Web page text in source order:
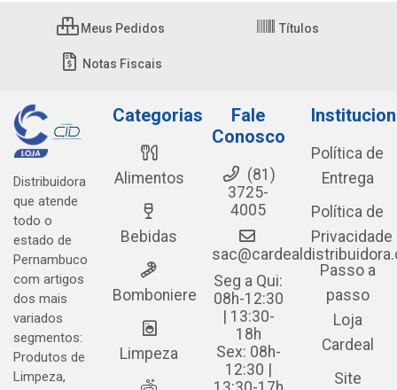
Meus Pedidos Títulos
Notas Fiscais
Distribuidora
que atende
todo o
estado de
Pernambuco
com artigos
dos mais
variados
segmentos:
Produtos de
Limpeza,
Categorias
Alimentos
Bebidas
Bomboniere
Limpeza
Fale
Conosco
(81)
3725-
4005
Seg a Qui:
08h-12:30
| 13:30-
18h
Sex: 08h-
12:30 |
Política de
Entrega
Política de
Privacidade
Passo a
passo
Loja
Cardeal
Site